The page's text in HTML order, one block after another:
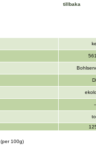
tillbaka
(per 100g)